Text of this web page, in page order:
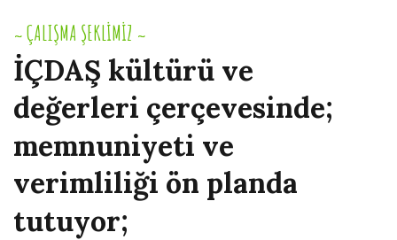
~ÇALIŞMA ŞEKLİMİZ ~
İÇDAŞ kültürü ve
değerleri çerçevesinde;
memnuniyeti ve
verimliliği ön planda
tutuyor;